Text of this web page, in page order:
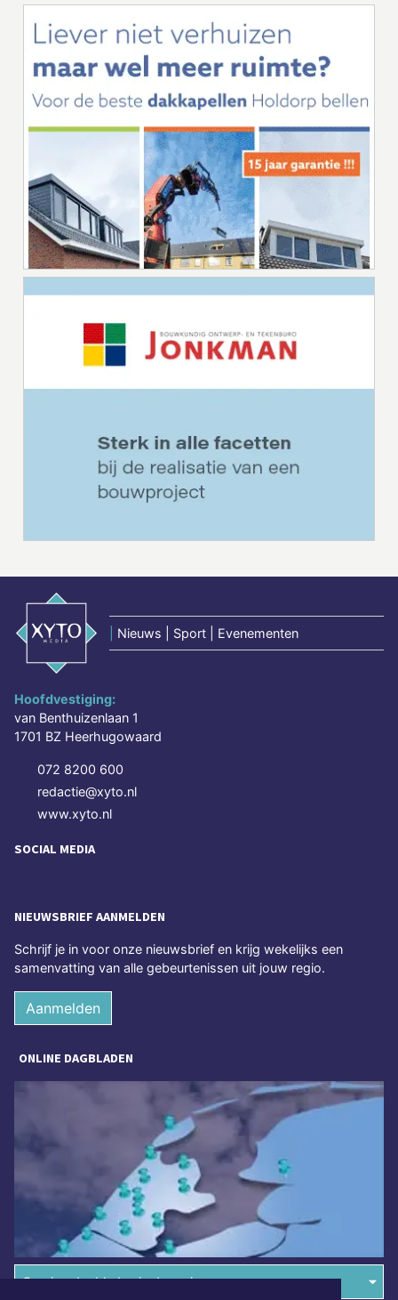
Nieuws | Sport | Evenementen
Hoofdvestiging:
van Benthuizenlaan 1
1701 BZ Heerhugowaard
072 8200 600
redactie@xyto.nl
www.xyto.nl
SOCIAL MEDIA
NIEUWSBRIEF AANMELDEN
Schrijf je in voor onze nieuwsbrief en krijg wekelijks een
samenvatting van alle gebeurtenissen uit jouw regio.
Aanmelden
ONLINE DAGBLADEN
Overige dagbladen in de regio